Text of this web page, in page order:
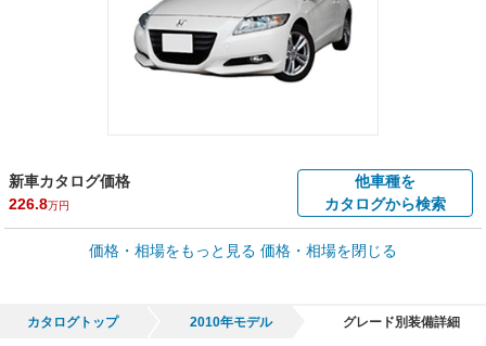
新車カタログ価格
226.8万円
他車種を
カタログから検索
車買取価格 *
車買取相場
価格・相場をもっと見る 価格・相場を閉じる
カタログトップ 2010年モデル グレード別装備詳細